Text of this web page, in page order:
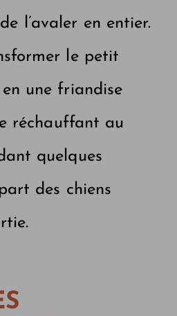
l’avaler en entier.
le petit
une friandise
réchauffant au
quelques
des chiens